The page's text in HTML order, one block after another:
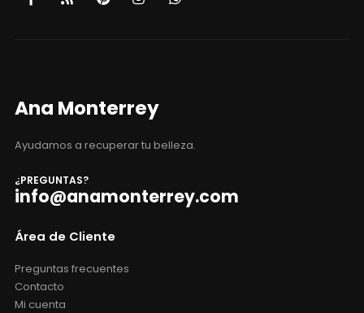
Ana Monterrey
Ayudamos a recuperar tu belleza.
¿PREGUNTAS?
info@anamonterrey.com
Área de Cliente
Preguntas frecuentes
Contacto
Mi cuenta